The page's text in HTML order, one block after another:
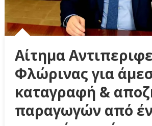
Αίτημα
Φλώρινας για
καταγραφή &
παραγωγών από